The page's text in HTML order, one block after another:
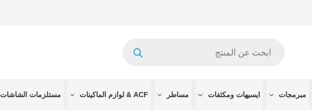
مبرمجات ايسيهات ومكثفات مساطر ACF & لوازم الماكينات مستلزمات الشاشات
إل